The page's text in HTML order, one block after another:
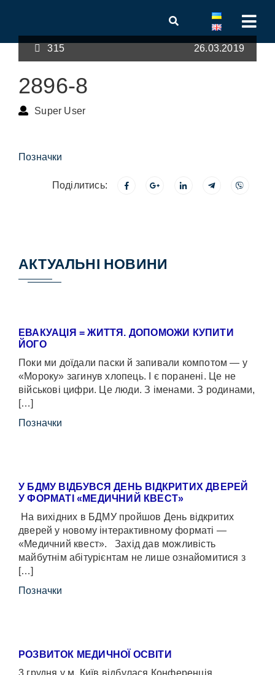
315 26.03.2019
2896-8
Super User
Позначки
Поділитись:
АКТУАЛЬНІ НОВИНИ
ЕВАКУАЦІЯ = ЖИТТЯ. ДОПОМОЖИ КУПИТИ
ЙОГО
Поки ми доїдали паски й запивали компотом — у
«Мороку» загинув хлопець. І є поранені. Це не
військові цифри. Це люди. З іменами. З родинами,
[…]
Позначки
У БДМУ ВІДБУВСЯ ДЕНЬ ВІДКРИТИХ ДВЕРЕЙ
У ФОРМАТІ «МЕДИЧНИЙ КВЕСТ»
На вихідних в БДМУ пройшов День відкритих
дверей у новому інтерактивному форматі —
«Медичний квест». Захід дав можливість
майбутнім абітурієнтам не лише ознайомитися з
[…]
Позначки
РОЗВИТОК МЕДИЧНОЇ ОСВІТИ
3 грудня у м. Київ відбулася Конференція